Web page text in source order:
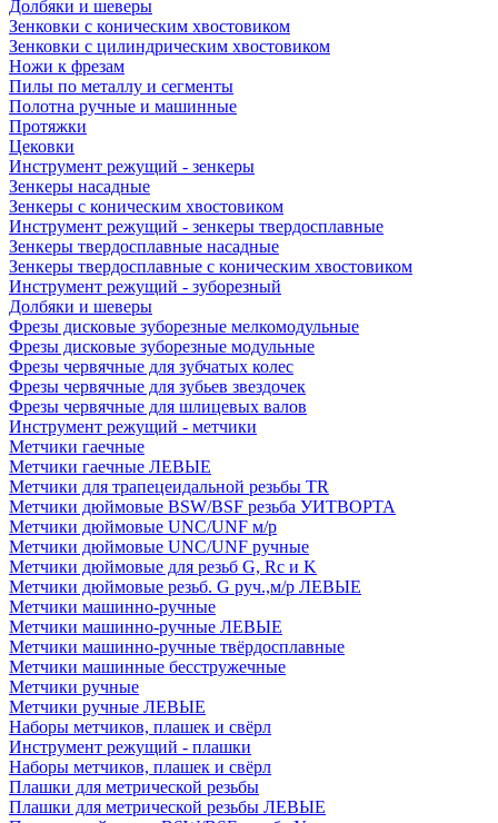
Долбяки и шеверы
Зенковки с коническим хвостовиком
Зенковки с цилиндрическим хвостовиком
Ножи к фрезам
Пилы по металлу и сегменты
Полотна ручные и машинные
Протяжки
Цековки
Инструмент режущий - зенкеры
Зенкеры насадные
Зенкеры с коническим хвостовиком
Инструмент режущий - зенкеры твердосплавные
Зенкеры твердосплавные насадные
Зенкеры твердосплавные с коническим хвостовиком
Инструмент режущий - зуборезный
Долбяки и шеверы
Фрезы дисковые зуборезные мелкомодульные
Фрезы дисковые зуборезные модульные
Фрезы червячные для зубчатых колес
Фрезы червячные для зубьев звездочек
Фрезы червячные для шлицевых валов
Инструмент режущий - метчики
Метчики гаечные
Метчики гаечные ЛЕВЫЕ
Метчики для трапецеидальной резьбы TR
Метчики дюймовые BSW/BSF резьба УИТВОРТА
Метчики дюймовые UNC/UNF м/р
Метчики дюймовые UNC/UNF ручные
Метчики дюймовые для резьб G, Rc и K
Метчики дюймовые резьб. G руч.,м/р ЛЕВЫЕ
Метчики машинно-ручные
Метчики машинно-ручные ЛЕВЫЕ
Метчики машинно-ручные твёрдосплавные
Метчики машинные бесстружечные
Метчики ручные
Метчики ручные ЛЕВЫЕ
Наборы метчиков, плашек и свёрл
Инструмент режущий - плашки
Наборы метчиков, плашек и свёрл
Плашки для метрической резьбы
Плашки для метрической резьбы ЛЕВЫЕ